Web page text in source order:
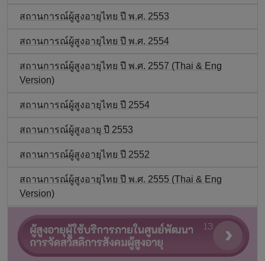
สถานการณ์ผู้สูงอายุไทย ปี พ.ศ. 2553
สถานการณ์ผู้สูงอายุไทย ปี พ.ศ. 2554
สถานการณ์ผู้สูงอายุไทย ปี พ.ศ. 2557 (Thai & Eng
Version)
สถานการณ์ผู้สูงอายุไทย ปี 2554
สถานการณ์ผู้สูงอายุ ปี 2553
สถานการณ์ผู้สูงอายุไทย ปี 2552
สถานการณ์ผู้สูงอายุไทย ปี พ.ศ. 2555 (Thai & Eng
Version)